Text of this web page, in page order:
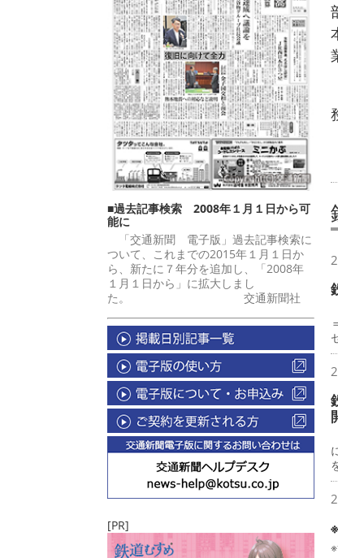
■過去記事検索 2008年１月１日から可
能に
「交通新聞 電子版」過去記事検索に
ついて、これまでの2015年１月１日か
ら、新たに７年分を追加し、「2008年
１月１日から」に拡大しまし
た。 交通新聞社
[PR]